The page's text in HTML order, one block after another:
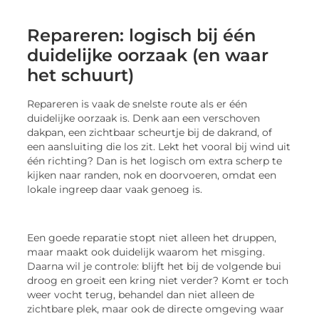
Repareren: logisch bij één
duidelijke oorzaak (en waar
het schuurt)
Repareren is vaak de snelste route als er één
duidelijke oorzaak is. Denk aan een verschoven
dakpan, een zichtbaar scheurtje bij de dakrand, of
een aansluiting die los zit. Lekt het vooral bij wind uit
één richting? Dan is het logisch om extra scherp te
kijken naar randen, nok en doorvoeren, omdat een
lokale ingreep daar vaak genoeg is.
Een goede reparatie stopt niet alleen het druppen,
maar maakt ook duidelijk waarom het misging.
Daarna wil je controle: blijft het bij de volgende bui
droog en groeit een kring niet verder? Komt er toch
weer vocht terug, behandel dan niet alleen de
zichtbare plek, maar ook de directe omgeving waar